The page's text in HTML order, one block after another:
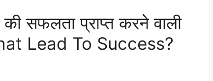
सफलता प्राप्त करने वाली
Lead To Success?